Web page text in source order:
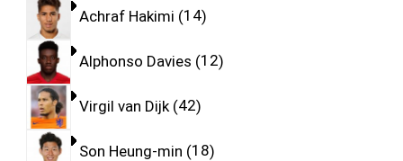
Achraf Hakimi 14
Alphonso Davies 12
Virgil van Dijk 42
Son Heung-min 18